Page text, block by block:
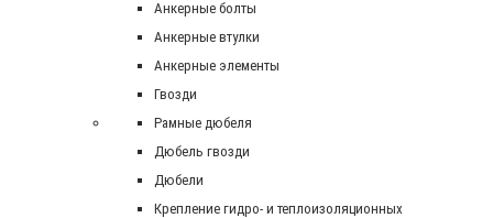
Анкерные болты
Анкерные втулки
Анкерные элементы
Гвозди
Рамные дюбеля
Дюбель гвозди
Дюбели
Крепление гидро- и теплоизоляционных